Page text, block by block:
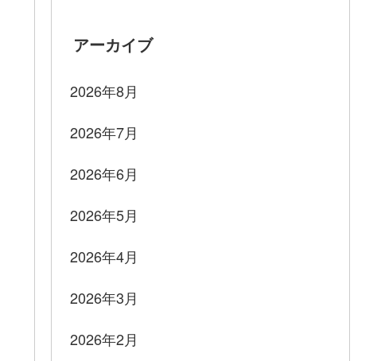
アーカイブ
2026年8月
2026年7月
2026年6月
2026年5月
2026年4月
2026年3月
2026年2月